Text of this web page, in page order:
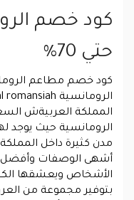
حتي 70%
المملكة العربيةش
الرومانسية حيث يوجد
مدن كثيرة داخل
أشهى الوصفات وأفضل
الأشخاص ويعشقها
بتوفير مجموعة من